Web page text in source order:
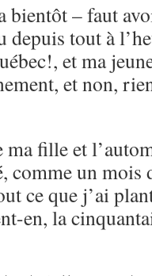
– faut
tout à
et ma
et non,
fille et
comme un mois
ce que j’ai
en, la